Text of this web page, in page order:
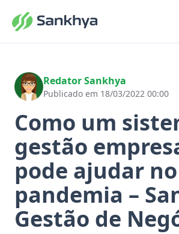
Redator Sankhya
Publicado em 18/03/2022 00:00
Como um
gestão
pode ajudar
pandemia –
Gestão de